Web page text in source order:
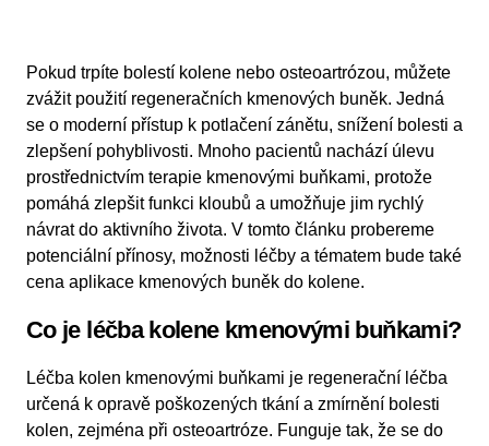
Pokud trpíte bolestí kolene nebo osteoartrózou, můžete
zvážit použití regeneračních kmenových buněk. Jedná
se o moderní přístup k potlačení zánětu, snížení bolesti a
zlepšení pohyblivosti. Mnoho pacientů nachází úlevu
prostřednictvím terapie kmenovými buňkami, protože
pomáhá zlepšit funkci kloubů a umožňuje jim rychlý
návrat do aktivního života. V tomto článku probereme
potenciální přínosy, možnosti léčby a tématem bude také
cena aplikace kmenových buněk do kolene.
Co je léčba kolene kmenovými buňkami?
Léčba kolen kmenovými buňkami je regenerační léčba
určená k opravě poškozených tkání a zmírnění bolesti
kolen, zejména při osteoartróze. Funguje tak, že se do